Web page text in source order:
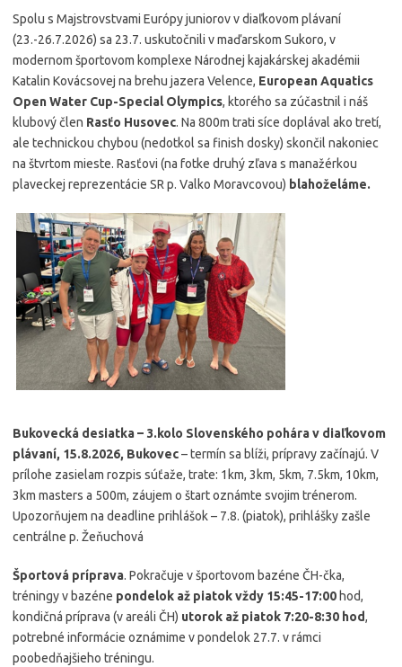
Spolu s Majstrovstvami Európy juniorov v diaľkovom plávaní
(23.-26.7.2026) sa 23.7. uskutočnili v maďarskom Sukoro, v
modernom športovom komplexe Národnej kajakárskej akadémii
Katalin Kovácsovej na brehu jazera Velence, European Aquatics
Open Water Cup-Special Olympics, ktorého sa zúčastnil i náš
klubový člen Rasťo Husovec. Na 800m trati síce doplával ako tretí,
ale technickou chybou (nedotkol sa finish dosky) skončil nakoniec
na štvrtom mieste. Rasťovi (na fotke druhý zľava s manažérkou
plaveckej reprezentácie SR p. Valko Moravcovou) blahoželáme.
Bukovecká desiatka – 3.kolo Slovenského pohára v diaľkovom
plávaní, 15.8.2026, Bukovec– termín sa blíži, prípravy začínajú. V
prílohe zasielam rozpis súťaže, trate: 1km, 3km, 5km, 7.5km, 10km,
3km masters a 500m, záujem o štart oznámte svojim trénerom.
Upozorňujem na deadline prihlášok – 7.8. (piatok), prihlášky zašle
centrálne p. Žeňuchová
Športová príprava. Pokračuje v športovom bazéne ČH-čka,
tréningy v bazéne pondelok až piatok vždy 15:45-17:00 hod,
kondičná príprava (v areáli ČH) utorok až piatok 7:20-8:30 hod,
potrebné informácie oznámime v pondelok 27.7. v rámci
poobedňajšieho tréningu.